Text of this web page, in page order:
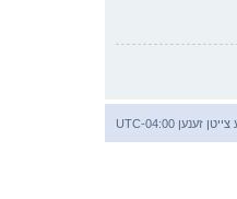
זענען UTC-04:00